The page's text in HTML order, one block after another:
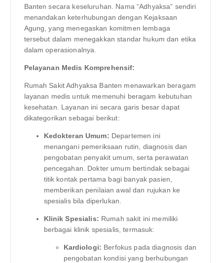
Banten secara keseluruhan. Nama “Adhyaksa” sendiri
menandakan keterhubungan dengan Kejaksaan
Agung, yang menegaskan komitmen lembaga
tersebut dalam menegakkan standar hukum dan etika
dalam operasionalnya.
Pelayanan Medis Komprehensif:
Rumah Sakit Adhyaksa Banten menawarkan beragam
layanan medis untuk memenuhi beragam kebutuhan
kesehatan. Layanan ini secara garis besar dapat
dikategorikan sebagai berikut:
Kedokteran Umum: Departemen ini
menangani pemeriksaan rutin, diagnosis dan
pengobatan penyakit umum, serta perawatan
pencegahan. Dokter umum bertindak sebagai
titik kontak pertama bagi banyak pasien,
memberikan penilaian awal dan rujukan ke
spesialis bila diperlukan.
Klinik Spesialis: Rumah sakit ini memiliki
berbagai klinik spesialis, termasuk:
Kardiologi: Berfokus pada diagnosis dan
pengobatan kondisi yang berhubungan